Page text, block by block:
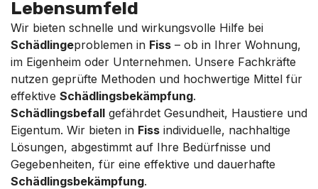
Lebensumfeld
Wir bieten schnelle und wirkungsvolle Hilfe bei
Schädlingeproblemen in Fiss – ob in Ihrer Wohnung,
im Eigenheim oder Unternehmen. Unsere Fachkräfte
nutzen geprüfte Methoden und hochwertige Mittel für
effektive Schädlingsbekämpfung.
Schädlingsbefall gefährdet Gesundheit, Haustiere und
Eigentum. Wir bieten in Fiss individuelle, nachhaltige
Lösungen, abgestimmt auf Ihre Bedürfnisse und
Gegebenheiten, für eine effektive und dauerhafte
Schädlingsbekämpfung.